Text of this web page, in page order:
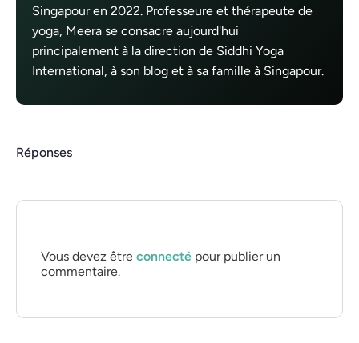
Singapour en 2022. Professeure et thérapeute de
yoga, Meera se consacre aujourd'hui
principalement à la direction de Siddhi Yoga
International, à son blog et à sa famille à Singapour.
Réponses
Vous devez être connecté pour publier un
commentaire.